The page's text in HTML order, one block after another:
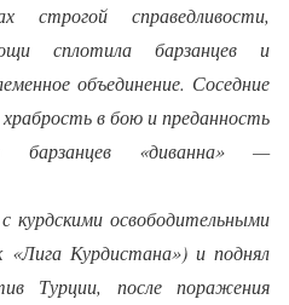
строгой справедливости,
сплотила барзанцев и
объединение. Соседние
в бою и преданность
барзанцев «диванна» —
курдскими освободительными
«Лига Курдистана») и поднял
Турции, после поражения